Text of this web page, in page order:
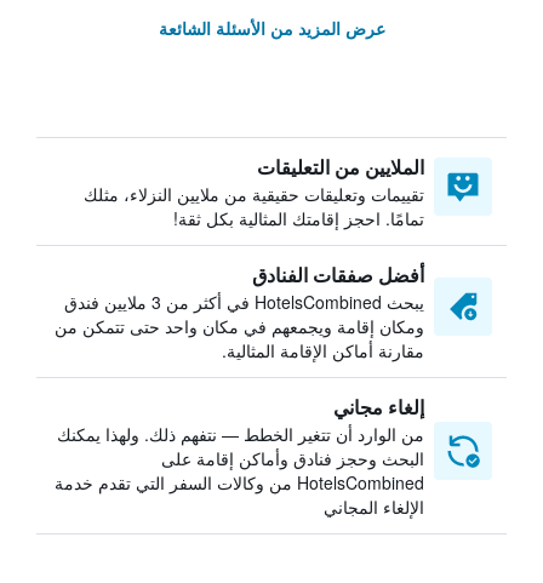
عرض المزيد من الأسئلة الشائعة
الملايين من التعليقات
تقييمات وتعليقات حقيقية من ملايين النزلاء، مثلك
تمامًا. احجز إقامتك المثالية بكل ثقة!
أفضل صفقات الفنادق
يبحث HotelsCombined في أكثر من 3 ملايين فندق
ومكان إقامة ويجمعهم في مكان واحد حتى تتمكن من
مقارنة أماكن الإقامة المثالية.
إلغاء مجاني
من الوارد أن تتغير الخطط — نتفهم ذلك. ولهذا يمكنك
البحث وحجز فنادق وأماكن إقامة على
HotelsCombined من وكالات السفر التي تقدم خدمة
الإلغاء المجاني